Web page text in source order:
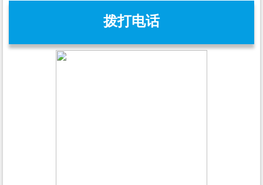
拨打电话